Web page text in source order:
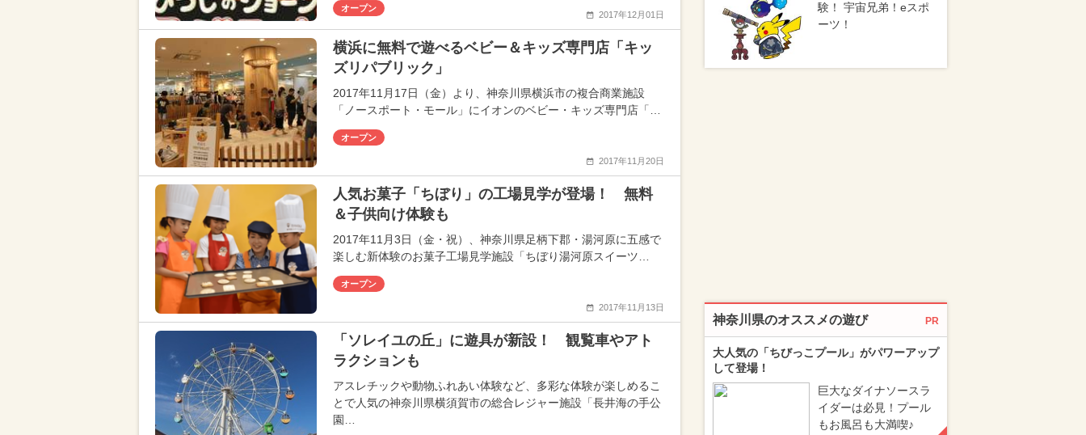
オープン
2017年12月01日
横浜に無料で遊べるベビー＆キッズ専門店「キッ
ズリパブリック」
2017年11月17日（金）より、神奈川県横浜市の複合商業施設
「ノースポート・モール」にイオンのベビー・キッズ専門店「…
オープン
2017年11月20日
人気お菓子「ちぼり」の工場見学が登場！ 無料
＆子供向け体験も
2017年11月3日（金・祝）、神奈川県足柄下郡・湯河原に五感で
楽しむ新体験のお菓子工場見学施設「ちぼり湯河原スイーツ…
オープン
2017年11月13日
「ソレイユの丘」に遊具が新設！ 観覧車やアト
ラクションも
アスレチックや動物ふれあい体験など、多彩な体験が楽しめるこ
とで人気の神奈川県横須賀市の総合レジャー施設「長井海の手公
園…
験！ 宇宙兄弟！eスポ
ーツ！
神奈川県のオススメの遊び PR
大人気の「ちびっこプール」がパワーアップ
して登場！
巨大なダイナソースラ
イダーは必見！プール
もお風呂も大満喫♪